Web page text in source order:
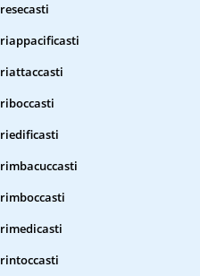
resecasti
riappacificasti
riattaccasti
riboccasti
riedificasti
rimbacuccasti
rimboccasti
rimedicasti
rintoccasti